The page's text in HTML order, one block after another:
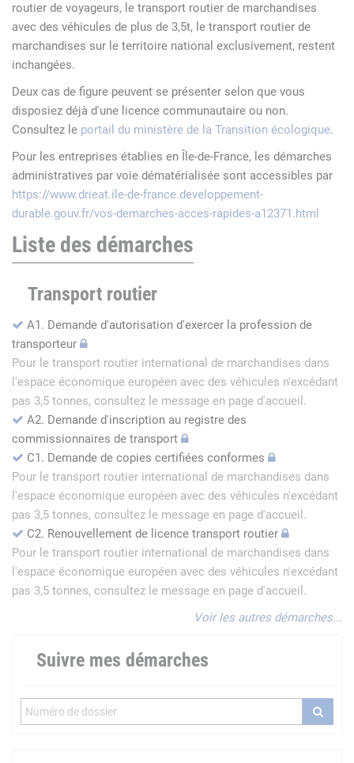
routier de voyageurs, le transport routier de marchandises
avec des véhicules de plus de 3,5t, le transport routier de
marchandises sur le territoire national exclusivement, restent
inchangées.
Deux cas de figure peuvent se présenter selon que vous
disposiez déjà d'une licence communautaire ou non.
Consultez le portail du ministère de la Transition écologique.
Pour les entreprises établies en Île-de-France, les démarches
administratives par voie dématérialisée sont accessibles par
https://www.drieat.ile-de-france.developpement-
durable.gouv.fr/vos-demarches-acces-rapides-a12371.html
Liste des démarches
Transport routier
A1. Demande d'autorisation d'exercer la profession de
transporteur
Pour le transport routier international de marchandises dans
l'espace économique européen avec des véhicules n'excédant
pas 3,5 tonnes, consultez le message en page d'accueil.
A2. Demande d'inscription au registre des
commissionnaires de transport
C1. Demande de copies certifiées conformes
Pour le transport routier international de marchandises dans
l'espace économique européen avec des véhicules n'excédant
pas 3,5 tonnes, consultez le message en page d'accueil.
C2. Renouvellement de licence transport routier
Pour le transport routier international de marchandises dans
l'espace économique européen avec des véhicules n'excédant
pas 3,5 tonnes, consultez le message en page d'accueil.
Voir les autres démarches...
Suivre mes démarches